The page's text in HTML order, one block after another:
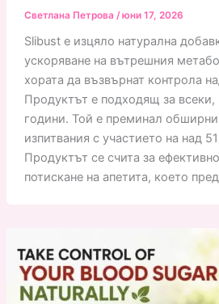
Светлана Петрова /юни 17, 2026
Slibust е изцяло натурална
ускоряване на вътрешния
хората да възвърнат контрола
Продуктът е подходящ за
години. Той е преминал
изпитвания с участието на над
Продуктът се счита за
потискане на апетита, което